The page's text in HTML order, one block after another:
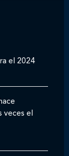
el 2024
veces el